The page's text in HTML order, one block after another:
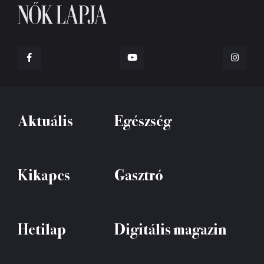
Aktuális Egészség
Kikapcs Gasztró
Hetilap Digitális magazin